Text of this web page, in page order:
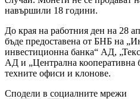
навършили 18 години.
До края на работния ден на 28
бъде предоставена от БНБ на
инвестиционна банка“ АД,
АД и „Централна кооперативна
техните офиси и клонове.
Сподели в социалните мрежи